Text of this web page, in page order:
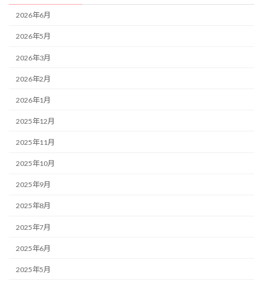
2026年6月
2026年5月
2026年3月
2026年2月
2026年1月
2025年12月
2025年11月
2025年10月
2025年9月
2025年8月
2025年7月
2025年6月
2025年5月